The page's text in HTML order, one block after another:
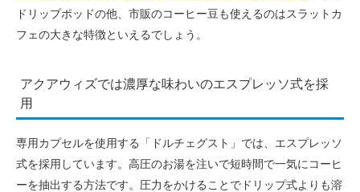
ドリップポッドの他、市販のコーヒー豆も使えるのはスラットカ
フェの大きな特徴といえるでしょう。
アクアウィズでは濃厚な味わいのエスプレッソ式を採
用
専用カプセルを使用する「ドルチェグスト」では、エスプレッソ
式を採用しています。高圧のお湯を注いで短時間で一気にコーヒ
ーを抽出する方法です。圧力をかけることでドリップ式よりも溶